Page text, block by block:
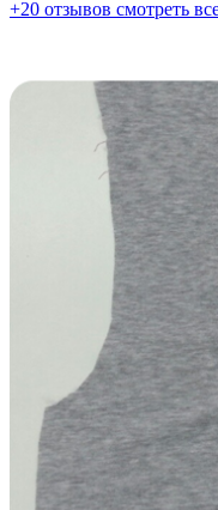
+20 отзывов смотреть